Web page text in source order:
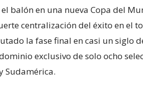
balón en una nueva Copa del
centralización del éxito en el
la fase final en casi un siglo
exclusivo de solo ocho
Sudamérica.